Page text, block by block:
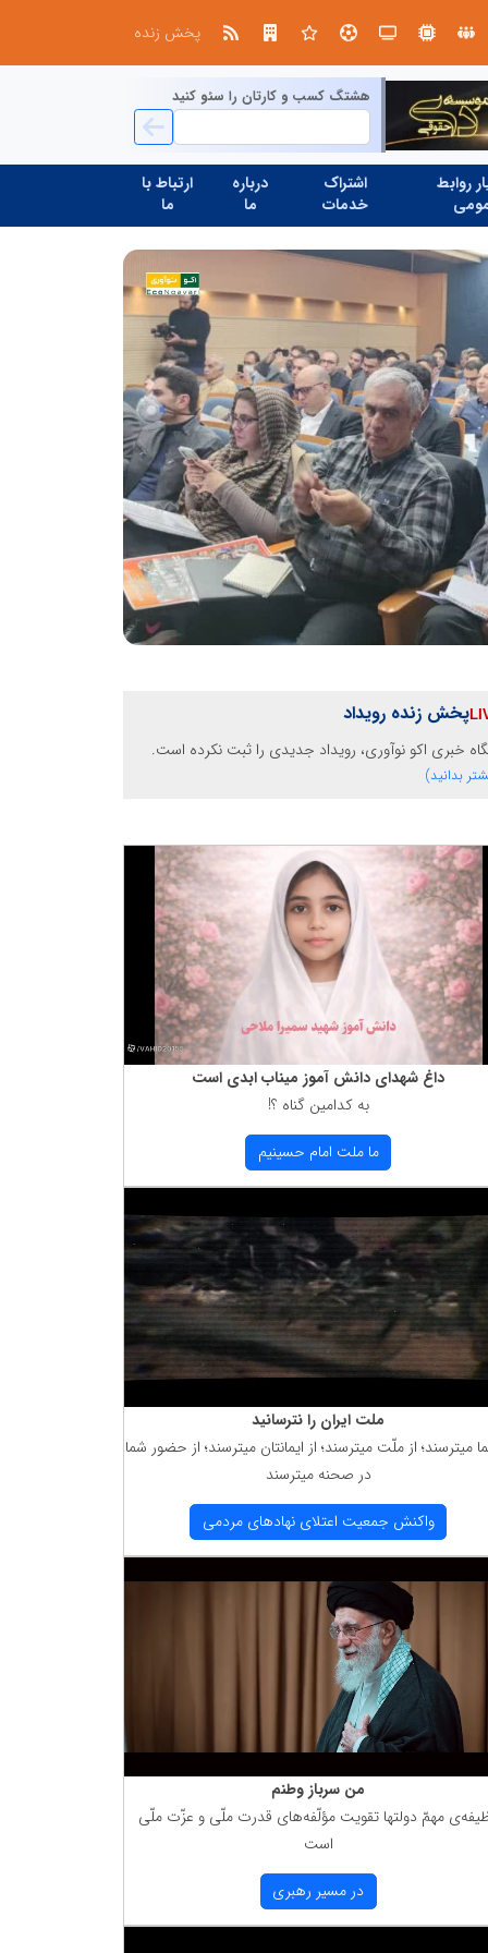
پخش زنده
هشتگ کسب و کارتان را سئو کنید
روابط
اشتراک
خدمات
درباره
ما
ارتباط با
ما
پخش زنده رویداد
خبری اکو نوآوری، رویداد جدیدی را ثبت نکرده است.
بدانید)
داغ شهدای دانش آموز میناب ابدی است
به كدامین گناه ؟!
ما ملت امام حسینیم
ملت ایران را نترسانید
میترسند؛ از ملّت میترسند؛ از ایمانتان میترسند؛ از حضور شما
در صحنه میترسند
واكنش جمعیت اعتلای نهادهای مردمی
من سرباز وطنم
مهمّ دولتها تقویت مؤلّفه‌های قدرت ملّی و عزّت ملّی
است
در مسیر رهبری